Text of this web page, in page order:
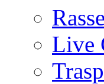
Live